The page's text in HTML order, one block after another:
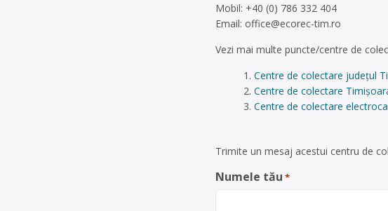
Mobil: +40 (0) 786 332 404
Email: office@ecorec-tim.ro
Vezi mai multe puncte/centre de
Centre de colectare județul
Centre de colectare
Centre de colectare
Trimite un mesaj acestui centru de
Numele tău *